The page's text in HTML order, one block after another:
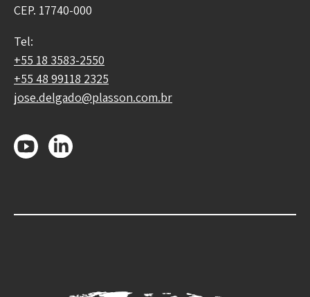
CEP. 17740-000
Tel:
+55 18 3583-2550
+55 48 99118 2325
jose.delgado@plasson.com.br